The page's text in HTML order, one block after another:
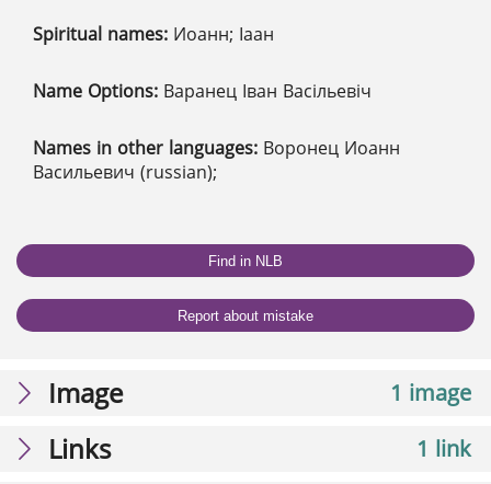
Spiritual names: Иоанн; Іаан
Name Options: Варанец Іван Васільевіч
Names in other languages: Воронец Иоанн
Васильевич (russian);
Find in NLB
Report about mistake
1 image
Image
1 link
Links